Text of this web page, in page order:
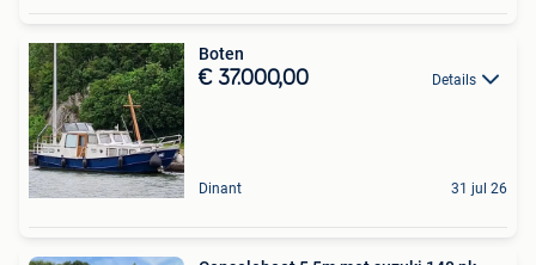
Boten
€ 37.000,00 Details
Dinant 31 jul 26